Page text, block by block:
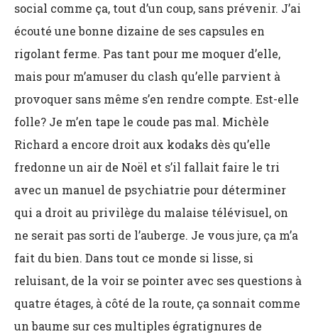
social comme ça, tout d’un coup, sans prévenir. J’ai
écouté une bonne dizaine de ses capsules en
rigolant ferme. Pas tant pour me moquer d’elle,
mais pour m’amuser du clash qu’elle parvient à
provoquer sans même s’en rendre compte. Est-elle
folle? Je m’en tape le coude pas mal. Michèle
Richard a encore droit aux kodaks dès qu’elle
fredonne un air de Noël et s’il fallait faire le tri
avec un manuel de psychiatrie pour déterminer
qui a droit au privilège du malaise télévisuel, on
ne serait pas sorti de l’auberge. Je vous jure, ça m’a
fait du bien. Dans tout ce monde si lisse, si
reluisant, de la voir se pointer avec ses questions à
quatre étages, à côté de la route, ça sonnait comme
un baume sur ces multiples égratignures de